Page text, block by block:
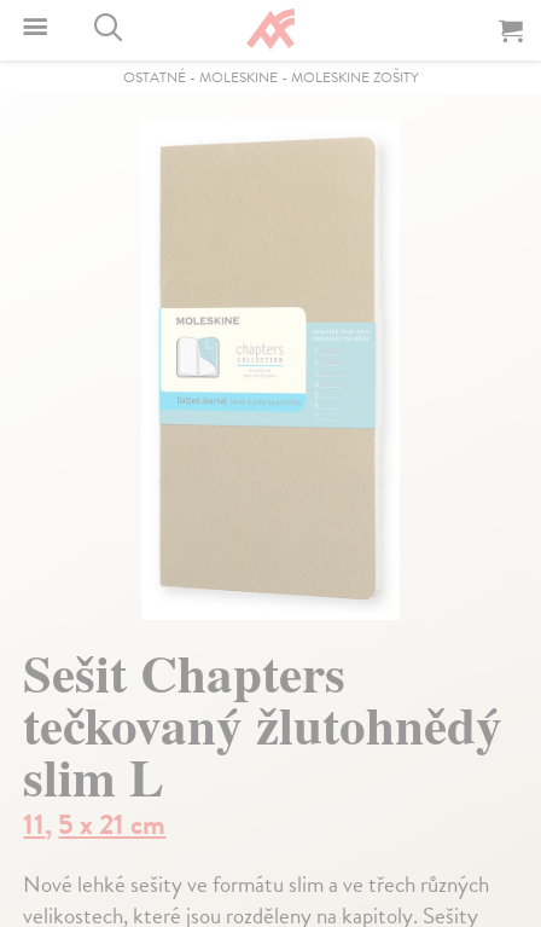
OSTATNÉ- MOLESKINE- MOLESKINE ZOŠITY
Sešit Chapters
tečkovaný žlutohnědý
slim L
11,5 x 21 cm
Nové lehké sešity ve formátu slim a ve třech různých
velikostech, které jsou rozděleny na kapitoly. Sešity